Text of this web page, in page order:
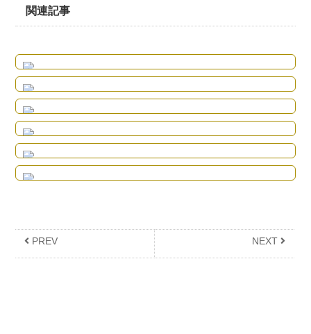
関連記事
ルスティコ
#先払い那須,イタリア料理
iris bread&coffee
カフェ
BRASSERIE soleil
フランス料理
かつどん柏屋
カツ丼
餃子 亀（たから）
中華料理
PREV NEXT